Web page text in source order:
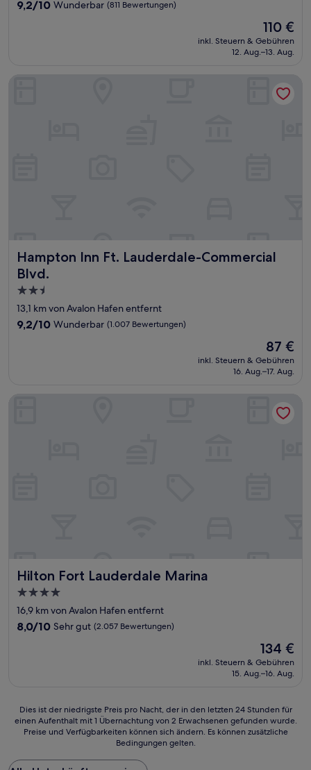
9.2
9,2/10 Wunderbar (811 Bewertungen)
Der
Preis
beträgt
110 €
inkl. Steuern & Gebühren
12. Aug.–13. Aug.
Hampton Inn Ft. Lauderdale-Commercial
Blvd.
Hampton Inn Ft. Lauderdale-Commercial Blvd.
2.5-
Sterne-
Unterkunft
13,1 km von Avalon Hafen entfernt
9.2
9,2/10 Wunderbar (1.007 Bewertungen)
Der
Preis
beträgt
87 €
inkl. Steuern & Gebühren
16. Aug.–17. Aug.
Hilton Fort Lauderdale Marina
Hilton Fort Lauderdale Marina
4.0-
Sterne-
Unterkunft
16,9 km von Avalon Hafen entfernt
8.0
8,0/10 Sehr gut (2.057 Bewertungen)
Der
Preis
beträgt
134 €
inkl. Steuern & Gebühren
15. Aug.–16. Aug.
Hilton Fort Lauderdale Marina
Dies
ist
Preis
Dies ist der niedrigste Preis pro Nacht, der in den letzten 24 Stunden für
einen Aufenthalt mit 1 Übernachtung von 2 Erwachsenen gefunden wurde.
Preise und Verfügbarkeiten können sich ändern. Es können zusätzliche
Bedingungen gelten.